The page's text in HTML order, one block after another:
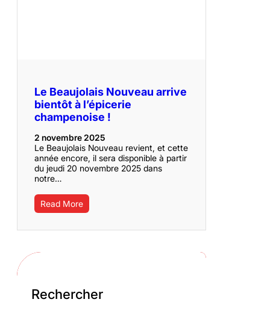
Le Beaujolais Nouveau arrive
bientôt à l’épicerie
champenoise !
2 novembre 2025
Le Beaujolais Nouveau revient, et cette
année encore, il sera disponible à partir
du jeudi 20 novembre 2025 dans
notre…
Read More
Rechercher